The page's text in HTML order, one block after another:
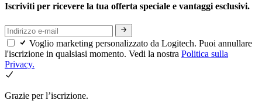
Iscriviti per ricevere la tua offerta speciale e vantaggi esclusivi.
Voglio marketing personalizzato da Logitech. Puoi annullare
l'iscrizione in qualsiasi momento. Vedi la nostra Politica sulla
Privacy.
Grazie per l’iscrizione.